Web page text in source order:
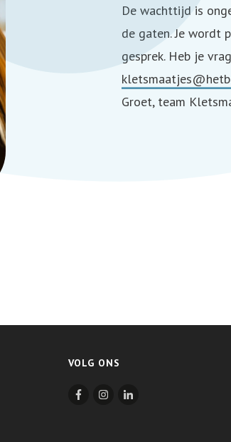
De wachttijd is
de gaten. Je wordt
gesprek. Heb je
Groet, team
VOLG ONS